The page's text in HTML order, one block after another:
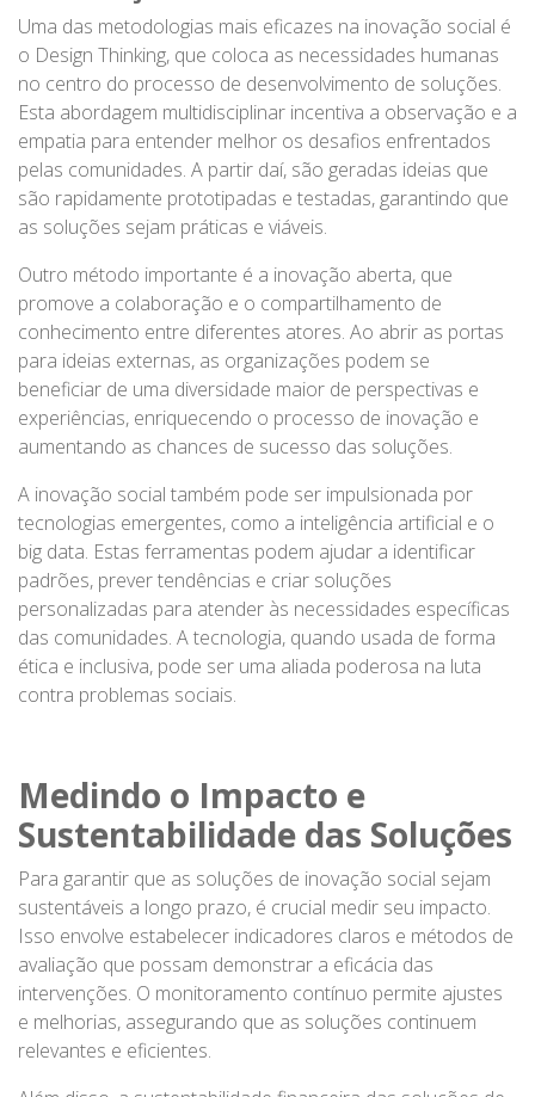
Uma das metodologias mais eficazes na inovação social é
o Design Thinking, que coloca as necessidades humanas
no centro do processo de desenvolvimento de soluções.
Esta abordagem multidisciplinar incentiva a observação e a
empatia para entender melhor os desafios enfrentados
pelas comunidades. A partir daí, são geradas ideias que
são rapidamente prototipadas e testadas, garantindo que
as soluções sejam práticas e viáveis.
Outro método importante é a inovação aberta, que
promove a colaboração e o compartilhamento de
conhecimento entre diferentes atores. Ao abrir as portas
para ideias externas, as organizações podem se
beneficiar de uma diversidade maior de perspectivas e
experiências, enriquecendo o processo de inovação e
aumentando as chances de sucesso das soluções.
A inovação social também pode ser impulsionada por
tecnologias emergentes, como a inteligência artificial e o
big data. Estas ferramentas podem ajudar a identificar
padrões, prever tendências e criar soluções
personalizadas para atender às necessidades específicas
das comunidades. A tecnologia, quando usada de forma
ética e inclusiva, pode ser uma aliada poderosa na luta
contra problemas sociais.
Medindo o Impacto e
Sustentabilidade das Soluções
Para garantir que as soluções de inovação social sejam
sustentáveis a longo prazo, é crucial medir seu impacto.
Isso envolve estabelecer indicadores claros e métodos de
avaliação que possam demonstrar a eficácia das
intervenções. O monitoramento contínuo permite ajustes
e melhorias, assegurando que as soluções continuem
relevantes e eficientes.